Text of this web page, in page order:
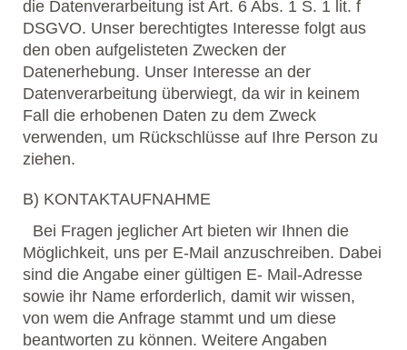
die Datenverarbeitung ist Art. 6 Abs. 1 S. 1 lit. f
DSGVO. Unser berechtigtes Interesse folgt aus
den oben aufgelisteten Zwecken der
Datenerhebung. Unser Interesse an der
Datenverarbeitung überwiegt, da wir in keinem
Fall die erhobenen Daten zu dem Zweck
verwenden, um Rückschlüsse auf Ihre Person zu
ziehen.
B) KONTAKTAUFNAHME
Bei Fragen jeglicher Art bieten wir Ihnen die
Möglichkeit, uns per E-Mail anzuschreiben. Dabei
sind die Angabe einer gültigen E- Mail-Adresse
sowie ihr Name erforderlich, damit wir wissen,
von wem die Anfrage stammt und um diese
beantworten zu können. Weitere Angaben